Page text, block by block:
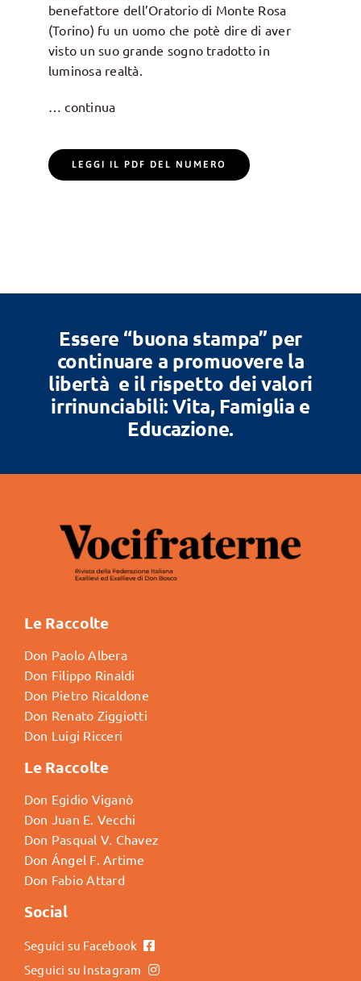
benefattore dell’Oratorio di Monte Rosa
(Torino) fu un uomo che potè dire di aver
visto un suo grande sogno tradotto in
luminosa realtà.
… continua
LEGGI IL PDF DEL NUMERO
Essere “buona stampa” per
continuare a promuovere la
libertà e il rispetto dei valori
irrinunciabili: Vita, Famiglia e
Educazione.
Le Raccolte
Don Paolo Albera
Don Filippo Rinaldi
Don Pietro Ricaldone
Don Renato Ziggiotti
Don Luigi Ricceri
Le Raccolte
Don Egidio Viganò
Don Juan E. Vecchi
Don Pasqual V. Chavez
Don Ángel F. Artime
Don Fabio Attard
Social
Seguici su Facebook
Seguici su Instagram